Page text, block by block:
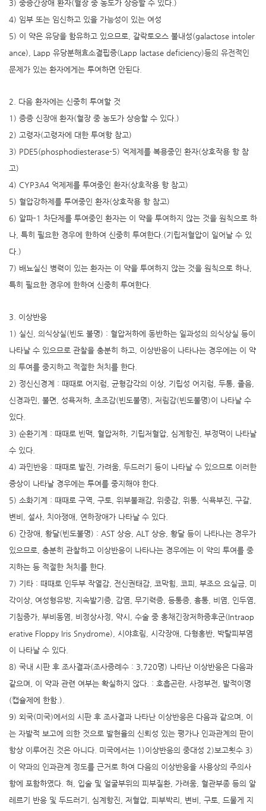
3) 중증간장애 환자(혈장 중 농도가 상승할 수 있다.)
4) 임부 또는 임신하고 있을 가능성이 있는 여성
5) 이 약은 유당을 함유하고 있으므로, 갈락토오스 불내성(galactose intoler
ance), Lapp 유당분해효소결핍증(Lapp lactase deficiency)등의 유전적인
문제가 있는 환자에게는 투여하면 안된다.
2. 다음 환자에는 신중히 투여할 것
1) 증증 신장애 환자(혈장 중 농도가 상승할 수 있다.)
2) 고령자(고령자에 대한 투여항 참고)
3) PDE5(phosphodiesterase-5) 억제제를 복용중인 환자(상호작용 항 참
고)
4) CYP3A4 억제제를 투여중인 환자(상호작용 항 참고)
5) 혈압강하제를 투여중인 환자(상호작용 항 참고)
6) 알파-1 차단제를 투여중인 환자는 이 약을 투여하지 않는 것을 원칙으로 하
나, 특히 필요한 경우에 한하여 신중히 투여한다.(기립저혈압이 일어날 수 있
다.)
7) 배뇨실신 병력이 있는 환자는 이 약을 투여하지 않는 것을 원칙으로 하나,
특히 필요한 경우에 한하여 신중히 투여한다.
3. 이상반응
1) 실신, 의식상실(빈도 불명) : 혈압저하에 동반하는 일과성의 의식상실 등이
나타날 수 있으므로 관찰을 충분히 하고, 이상반응이 나타나는 경우에는 이 약
의 투여를 중지하고 적절한 처치를 한다.
2) 정신신경계 : 때때로 어지럼, 균형감각의 이상, 기립성 어지럼, 두통, 졸음,
신경과민, 불면, 성욕저하, 초조감(빈도불명), 저림감(빈도불명)이 나타날 수
있다.
3) 순환기계 : 때때로 빈맥, 혈압저하, 기립저혈압, 심계항진, 부정맥이 나타날
수 있다.
4) 과민반응 : 때때로 발진, 가려움, 두드러기 등이 나타날 수 있으므로 이러한
증상이 나타날 경우에는 투여를 중지해야 한다.
5) 소화기계 : 때때로 구역, 구토, 위부불쾌감, 위중감, 위통, 식욕부진, 구갈,
변비, 설사, 치아쟁애, 연하장애가 나타날 수 있다.
6) 간장애, 황달(빈도불명) : AST 상승, ALT 상승, 황달 등이 나타나는 경우가
있으므로, 충분히 관찰하고 이상반응이 나타나는 경우에는 이 약의 투여를 중
지하는 등 적절한 처치를 한다.
7) 기타 : 때때로 인두부 작열감, 전신권태감, 코막힘, 코피, 부조으 요실금, 미
각이상, 여성형유방, 지속발기증, 감염, 무기력증, 등통증, 흉통, 비염, 인두염,
기침증가, 부비동염, 비정상사정, 약시, 수술 중 홍채긴장저하증후군(Intraop
erative Floppy Iris Snydrome), 시야흐림, 시각장애, 다형홍반, 박탈피부염
이 나타날 수 있다.
8) 국내 시판 후 조사결과(조사증례수 : 3,720명) 나타난 이상반응은 다음과
같으며, 이 약과 관련 여부는 확실하지 않다. : 호흡곤란, 사정부전, 발적이명
(캡슐제에 한함.).
9) 외국(미국)에서의 시판 후 조사결과 나타난 이상반응은 다음과 같으며, 이
는 자발적 보고에 의한 것으로 발현율의 신뢰성 있는 평가나 인과관계의 판이
항상 이루어진 것은 아니다. 미국에서는 1)이상반응의 중대성 2)보고횟수 3)
이 약과의 인과관계 정도를 근거로 하여 다음의 이상반응을 사용상의 주의사
항에 포함하였다. 혀, 입술 및 얼굴부위의 피부질환, 가려움, 혈관부종 등의 알
레르기 반응 및 두드러기, 심계항진, 저혈압, 피부박리, 변비, 구토, 드물게 지